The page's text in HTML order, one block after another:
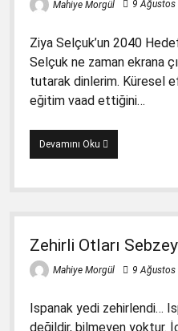
3. Sınıf Hayat Bilgisi
5. Sınıf İngiliz
6. Sınıf Hz.
2016-2017 Türkçe 4
Türkçe-1’de
Reklamları
1. Sınıf Hayat
1. Sınıf Matematik
1. Sınıf Türkçe
1. Sınıf Türkçe
2. Sınıf İngilizce
MEB’e Teslim
Gönderilen Hata
Mahiye Morgül 9 Ağustos
Ziya Selçuk’un 2040
Selçuk ne zaman ekrana
tutarak dinlerim. Küresel
eğitim vaad ettiğini…
Devamını OkuZiya
Selçuk’un
Hedefi
Robot
25.11.2019
Zehirli Otları
Mahiye Morgül 9 Ağustos
Ispanak yedi zehirlendi…
değildir, bilmeyen yoktur.